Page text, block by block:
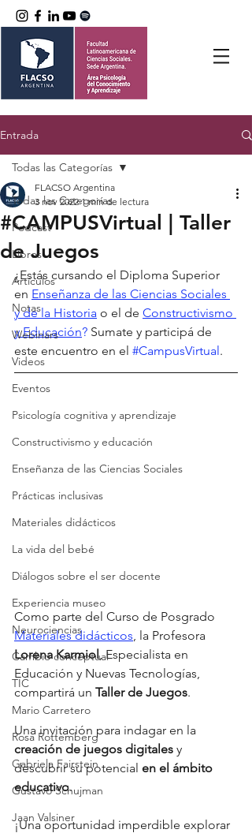
Entrada
Todas las Categorías
Podcast
Libros
Artículos
Notas
Webinars
Videos
Eventos
Psicología cognitiva y aprendizaje
Constructivismo y educación
Enseñanza de las Ciencias Sociales
Prácticas inclusivas
Materiales didácticos
La vida del bebé
Diálogos sobre el ser docente
Experiencia museo
Neurociencias
Cambio conceptual
TIC
Mario Carretero
Rosa Rottemberg
Gabriela Fairstein
Gustavo Schujman
Jaan Valsiner
Todas las Categorías
#CAMPUSVirtual | Taller
de Juegos
FLACSO Argentina
3 nov 2022 1 min de lectura
¿Estás cursando el Diploma Superior
en Enseñanza de las Ciencias Sociales
y de la Historia o el de Constructivismo
y Educación? Sumate y participá de
este encuentro en el #CampusVirtual.
Como parte del Curso de Posgrado
Materiales didácticos, la Profesora
Lorena Karmiol, Especialista en
Educación y Nuevas Tecnologías,
compartirá un Taller de Juegos.
Una invitación para indagar en la
creación de juegos digitales y
descubrir su potencial en el ámbito
educativo.
¡Una oportunidad imperdible explorar